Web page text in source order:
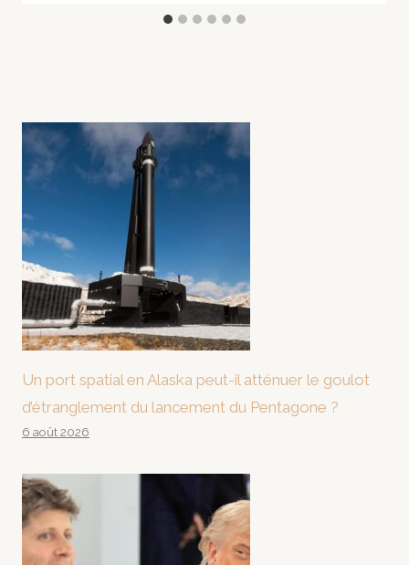
Un port spatial en Alaska peut-il atténuer le goulot
d’étranglement du lancement du Pentagone ?
6 août 2026